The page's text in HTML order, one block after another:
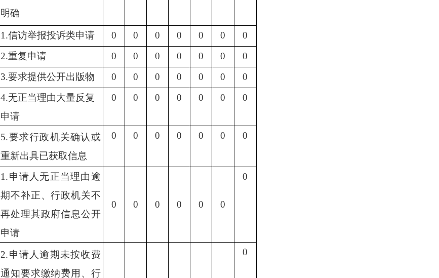
明确
1.信访举报投诉类申请 0 0 0 0 0 0
0
2.重复申请
0 0 0 0 0 0
0
3.要求提供公开出版物
0 0 0 0 0 0
0
4.无正当理由大量反复
申请
0 0 0 0 0 0 0
5.要求行政机关确认或
重新出具已获取信息
0 0 0 0 0 0 0
1.申请人无正当理由逾
期不补正、行政机关不
再处理其政府信息公开
申请
0 0 0 0 0 0
0
2.申请人逾期未按收费
通知要求缴纳费用、行
0